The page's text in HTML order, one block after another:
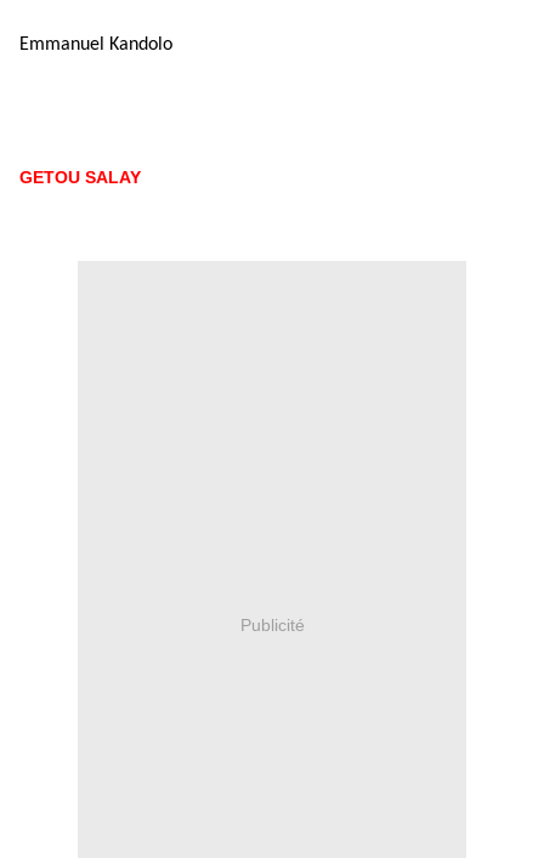
Emmanuel Kandolo
GETOU SALAY
Publicité